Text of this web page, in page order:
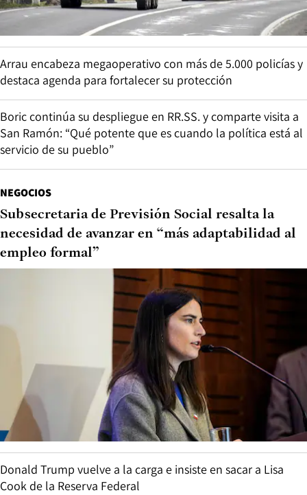
Arrau encabeza megaoperativo con más de 5.000 policías y
destaca agenda para fortalecer su protección
Boric continúa su despliegue en RR.SS. y comparte visita a
San Ramón: “Qué potente que es cuando la política está al
servicio de su pueblo”
NEGOCIOS
Subsecretaria de Previsión Social resalta la
necesidad de avanzar en “más adaptabilidad al
empleo formal”
Donald Trump vuelve a la carga e insiste en sacar a Lisa
Cook de la Reserva Federal